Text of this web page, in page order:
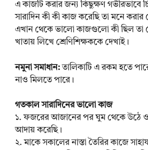
এ কাজটি করার জন্য কিছুক্ষণ গভীরভাবে
সারাদিন কী কী কাজ করেছি তা মনে করার
এখান থেকে ভালো কাজগুলো কী ছিল তা
খাতায় লিখে শ্রেণিশিক্ষককে দেখাই।
নমুনা সমাধান:তালিকাটি এ রকম হতে
নাও মিলতে পারে।
গতকাল সারাদিনের ভালো কাজ
১. ফজরের আজানের পর ঘুম থেকে উঠে
আদায় করেছি।
২. মাকে সকালের নাস্তা তৈরির কাজে